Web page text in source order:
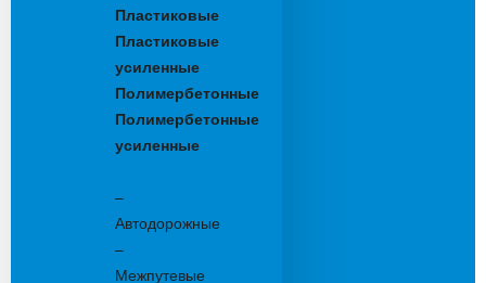
Пластиковые
Пластиковые
усиленные
Полимербетонные
Полимербетонные
усиленные
–
Автодорожные
–
Межпутевые